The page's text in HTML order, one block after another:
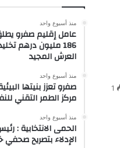
1
منذ أسبوع واحد
عامل إقليم صفرو
186 مليون درهم
العرش المجيد
منذ أسبوع واحد
صفرو تعزز بنيتها
مركز الطمر التقني
منذ أسبوع واحد
الحمى الانتخابية :
الإدلاء بتصريح